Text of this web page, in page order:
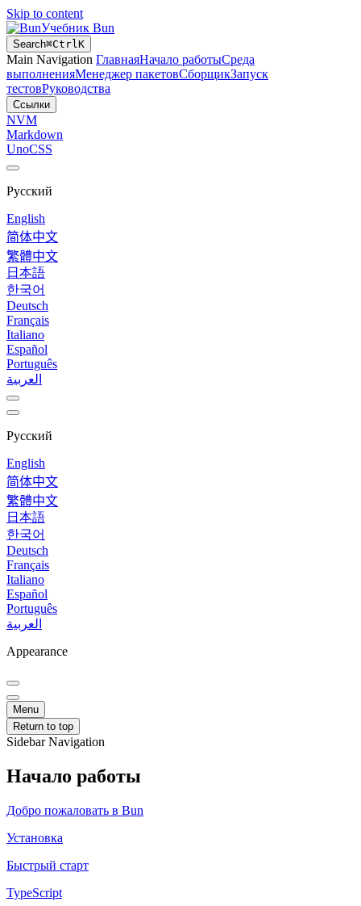
Skip to content
Учебник Bun
Search⌘CtrlK
Main Navigation ГлавнаяНачало работыСреда
выполненияМенеджер пакетовСборщикЗапуск
тестовРуководства
Ссылки
NVM
Markdown
UnoCSS
Русский
English
简体中文
繁體中文
日本語
한국어
Deutsch
Français
Italiano
Español
Português
العربية
Русский
English
简体中文
繁體中文
日本語
한국어
Deutsch
Français
Italiano
Español
Português
العربية
Appearance
Menu
Return to top
Sidebar Navigation
Начало работы
Добро пожаловать в Bun
Установка
Быстрый старт
TypeScript